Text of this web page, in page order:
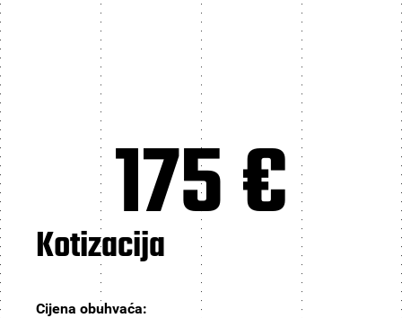
175 €
Kotizacija
Cijena obuhvaća: